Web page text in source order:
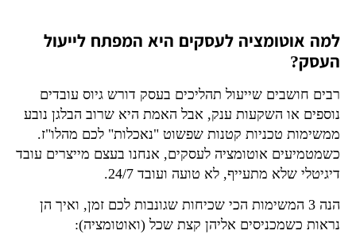
למה אוטומציה לעסקים היא המפתח לייעול
העסק?
רבים חושבים שייעול תהליכים בעסק דורש גיוס עובדים
נוספים או השקעות ענק, אבל האמת היא שרוב הבלגן נובע
ממשימות טכניות קטנות שפשוט "נאכלות" לכם מהלו"ז.
כשמטמיעים אוטומציה לעסקים, אנחנו בעצם מייצרים עובד
דיגיטלי שלא מתעייף, לא טועה ועובד 24/7.
הנה 3 המשימות הכי שכיחות שגונבות לכם זמן, ואיך הן
נראות כשמכניסים אליהן קצת שכל (ואוטומציה):